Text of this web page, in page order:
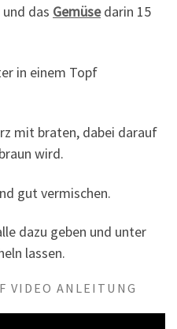
das Gemüsedarin 15
in einem Topf
mit braten, dabei darauf
wird.
gut vermischen.
dazu geben und unter
lassen.
VIDEO ANLEITUNG